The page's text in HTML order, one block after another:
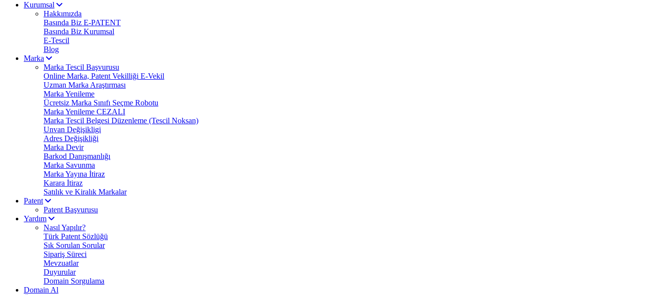
Kurumsal
Hakkımızda
Basında Biz E-PATENT
Basında Biz Kurumsal
E-Tescil
Blog
Marka
Marka Tescil Başvurusu
Online Marka, Patent Vekilliği E-Vekil
Uzman Marka Araştırması
Marka Yenileme
Ücretsiz Marka Sınıfı Seçme Robotu
Marka Yenileme CEZALI
Marka Tescil Belgesi Düzenleme (Tescil Noksan)
Unvan Değişikligi
Adres Değişikliği
Marka Devir
Barkod Danışmanlığı
Marka Savunma
Marka Yayına İtiraz
Karara İtiraz
Satılık ve Kiralık Markalar
Patent
Patent Başvurusu
Yardım
Nasıl Yapılır?
Türk Patent Sözlüğü
Sık Sorulan Sorular
Sipariş Süreci
Mevzuatlar
Duyurular
Domain Sorgulama
Domain Al